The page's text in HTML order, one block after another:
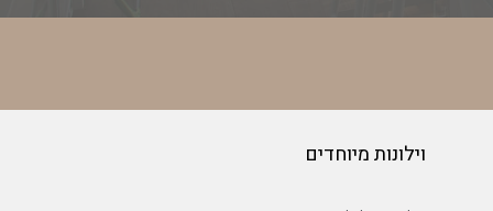
וילונות מיוחדים